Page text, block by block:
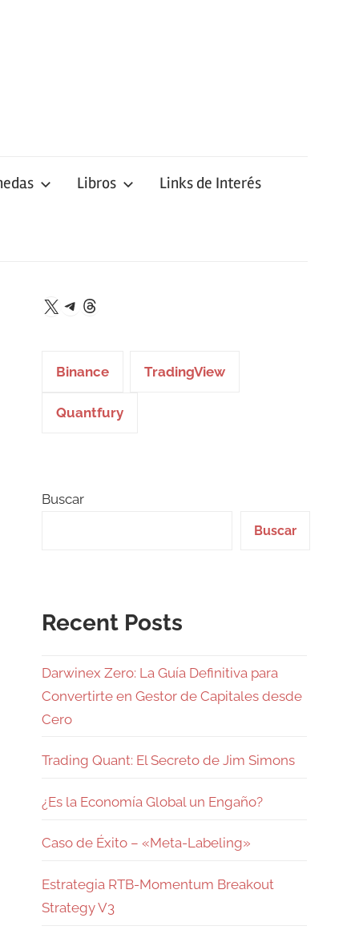
Libros Links de Interés
X Telegram
Threads
Binance TradingView
Quantfury
Buscar
Buscar
Recent Posts
Darwinex Zero: La Guía Definitiva para
Convertirte en Gestor de Capitales desde
Cero
Trading Quant: El Secreto de Jim Simons
¿Es la Economía Global un Engaño?
Caso de Éxito – «Meta-Labeling»
Estrategia RTB-Momentum Breakout
Strategy V3